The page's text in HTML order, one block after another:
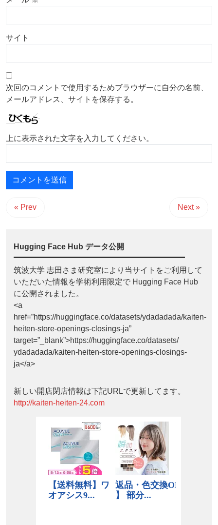
サイト
次回のコメントで使用するためブラウザーに自分の名前、
メールアドレス、サイトを保存する。
上に表示された文字を入力してください。
« Prev Next »
Hugging Face Hub データ公開
筑波大学 志田さま研究室により当サイトをご利用して
いただいた情報を学術利用限定で Hugging Face Hub
に公開されました。
<a
href=”https://huggingface.co/datasets/ydadadada/kaiten-
heiten-store-openings-closings-ja”
target=”_blank”>https://huggingface.co/datasets/
ydadadada/kaiten-heiten-store-openings-closings-
ja</a>
新しい開店閉店情報は下記URLで更新してます。
http://kaiten-heiten-24.com